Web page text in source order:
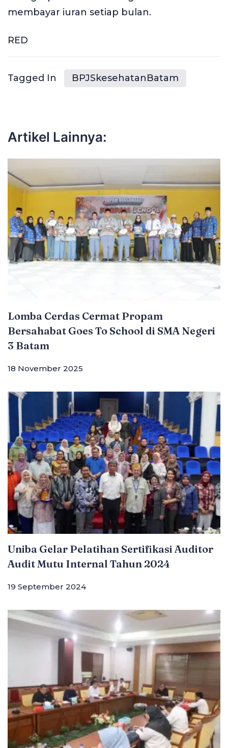
membayar iuran setiap bulan.
RED
Tagged In BPJSkesehatanBatam
Artikel Lainnya:
Lomba Cerdas Cermat Propam
Bersahabat Goes To School di SMA Negeri
3 Batam
18 November 2025
Uniba Gelar Pelatihan Sertifikasi Auditor
Audit Mutu Internal Tahun 2024
19 September 2024